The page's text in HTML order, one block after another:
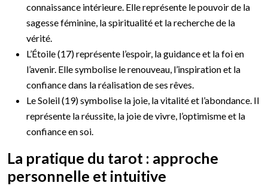
connaissance intérieure. Elle représente le pouvoir de la
sagesse féminine, la spiritualité et la recherche de la
vérité.
L’Étoile (17) représente l’espoir, la guidance et la foi en
l’avenir. Elle symbolise le renouveau, l’inspiration et la
confiance dans la réalisation de ses rêves.
Le Soleil (19) symbolise la joie, la vitalité et l’abondance. Il
représente la réussite, la joie de vivre, l’optimisme et la
confiance en soi.
La pratique du tarot : approche
personnelle et intuitive